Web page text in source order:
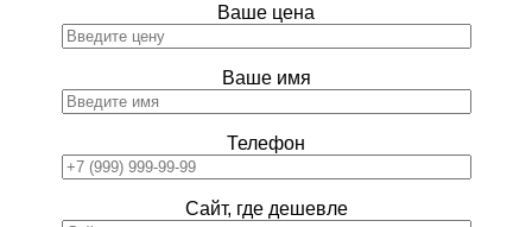
Ваше цена
Ваше имя
Телефон
Сайт, где дешевле